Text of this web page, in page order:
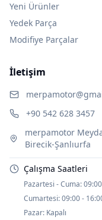
Yeni Ürünler
Yedek Parça
Modifiye Parçalar
İletişim
+90 542 628 3457
merpamotor
Birecik-Şanlıurfa
Çalışma Saatleri
Pazartesi - Cuma:
Cumartesi:09:00 -
Pazar: Kapalı